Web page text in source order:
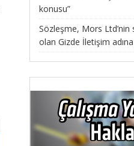
konusu”
Sözleşme, Mors Ltd’nin
olan Gizde İletişim adına